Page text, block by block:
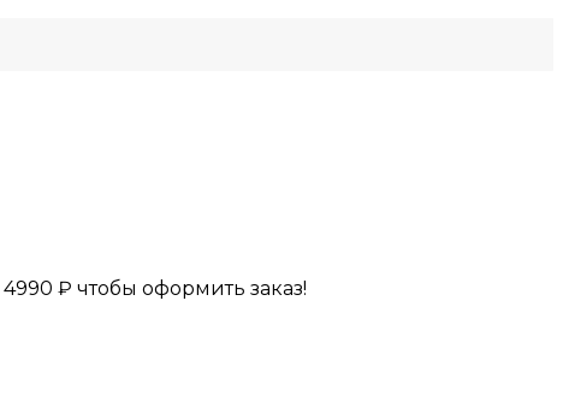
4990 ₽ чтобы оформить заказ!